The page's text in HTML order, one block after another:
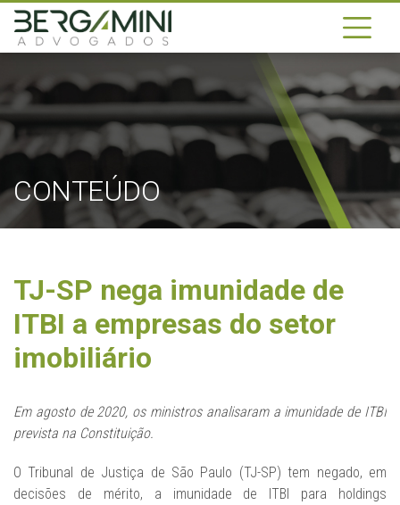
CONTEÚDO
TJ-SP nega imunidade de
ITBI a empresas do setor
imobiliário
Em agosto de 2020, os ministros analisaram a imunidade de ITBI
prevista na Constituição.
O Tribunal de Justiça de São Paulo (TJ-SP) tem negado, em
decisões de mérito, a imunidade de ITBI para holdings